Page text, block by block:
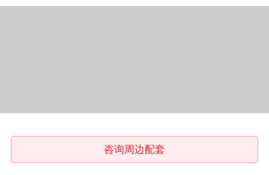
咨询周边配套